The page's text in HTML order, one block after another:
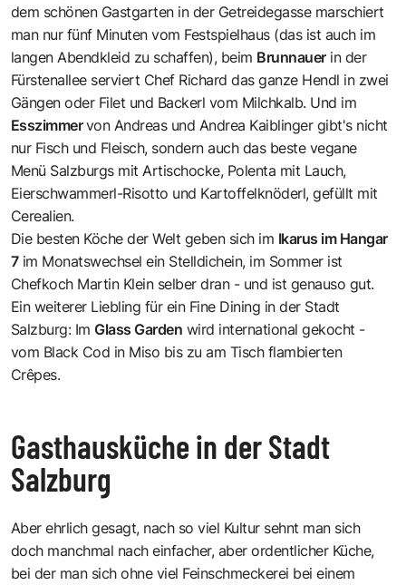
dem schönen Gastgarten in der Getreidegasse marschiert
man nur fünf Minuten vom Festspielhaus (das ist auch im
langen Abendkleid zu schaffen), beim Brunnauer in der
Fürstenallee serviert Chef Richard das ganze Hendl in zwei
Gängen oder Filet und Backerl vom Milchkalb. Und im
Esszimmervon Andreas und Andrea Kaiblinger gibt's nicht
nur Fisch und Fleisch, sondern auch das beste vegane
Menü Salzburgs mit Artischocke, Polenta mit Lauch,
Eierschwammerl-Risotto und Kartoffelknöderl, gefüllt mit
Cerealien.
Die besten Köche der Welt geben sich im Ikarus im Hangar
7im Monatswechsel ein Stelldichein, im Sommer ist
Chefkoch Martin Klein selber dran - und ist genauso gut.
Ein weiterer Liebling für ein Fine Dining in der Stadt
Salzburg: ImGlass Garden wird international gekocht -
vom Black Cod in Miso bis zu am Tisch flambierten
Crêpes.
Gasthausküche in der Stadt
Salzburg
Aber ehrlich gesagt, nach so viel Kultur sehnt man sich
doch manchmal nach einfacher, aber ordentlicher Küche,
bei der man sich ohne viel Feinschmeckerei bei einem